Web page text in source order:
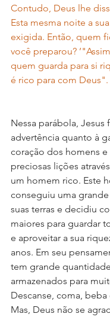
Contudo, Deus lhe
Esta mesma noite a
exigida. Então, quem
você preparou?
quem guarda para si
é rico para com Deus".
Nessa parábola, Jesus
advertência quanto à
coração dos homens e
preciosas lições
um homem rico. Este
conseguiu uma
suas terras e decidiu
maiores para guardar
e aproveitar a sua
anos. Em seu
tem grande
armazenados para
Descanse, coma,
Mas, Deus não se